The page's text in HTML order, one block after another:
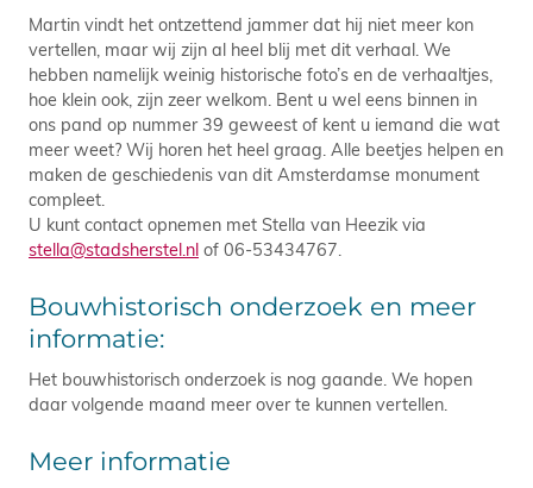
Martin vindt het ontzettend jammer dat hij niet meer kon
vertellen, maar wij zijn al heel blij met dit verhaal. We
hebben namelijk weinig historische foto’s en de verhaaltjes,
hoe klein ook, zijn zeer welkom. Bent u wel eens binnen in
ons pand op nummer 39 geweest of kent u iemand die wat
meer weet? Wij horen het heel graag. Alle beetjes helpen en
maken de geschiedenis van dit Amsterdamse monument
compleet.
U kunt contact opnemen met Stella van Heezik via
stella@stadsherstel.nl of 06-53434767.
Bouwhistorisch onderzoek en meer
informatie:
Het bouwhistorisch onderzoek is nog gaande. We hopen
daar volgende maand meer over te kunnen vertellen.
Meer informatie